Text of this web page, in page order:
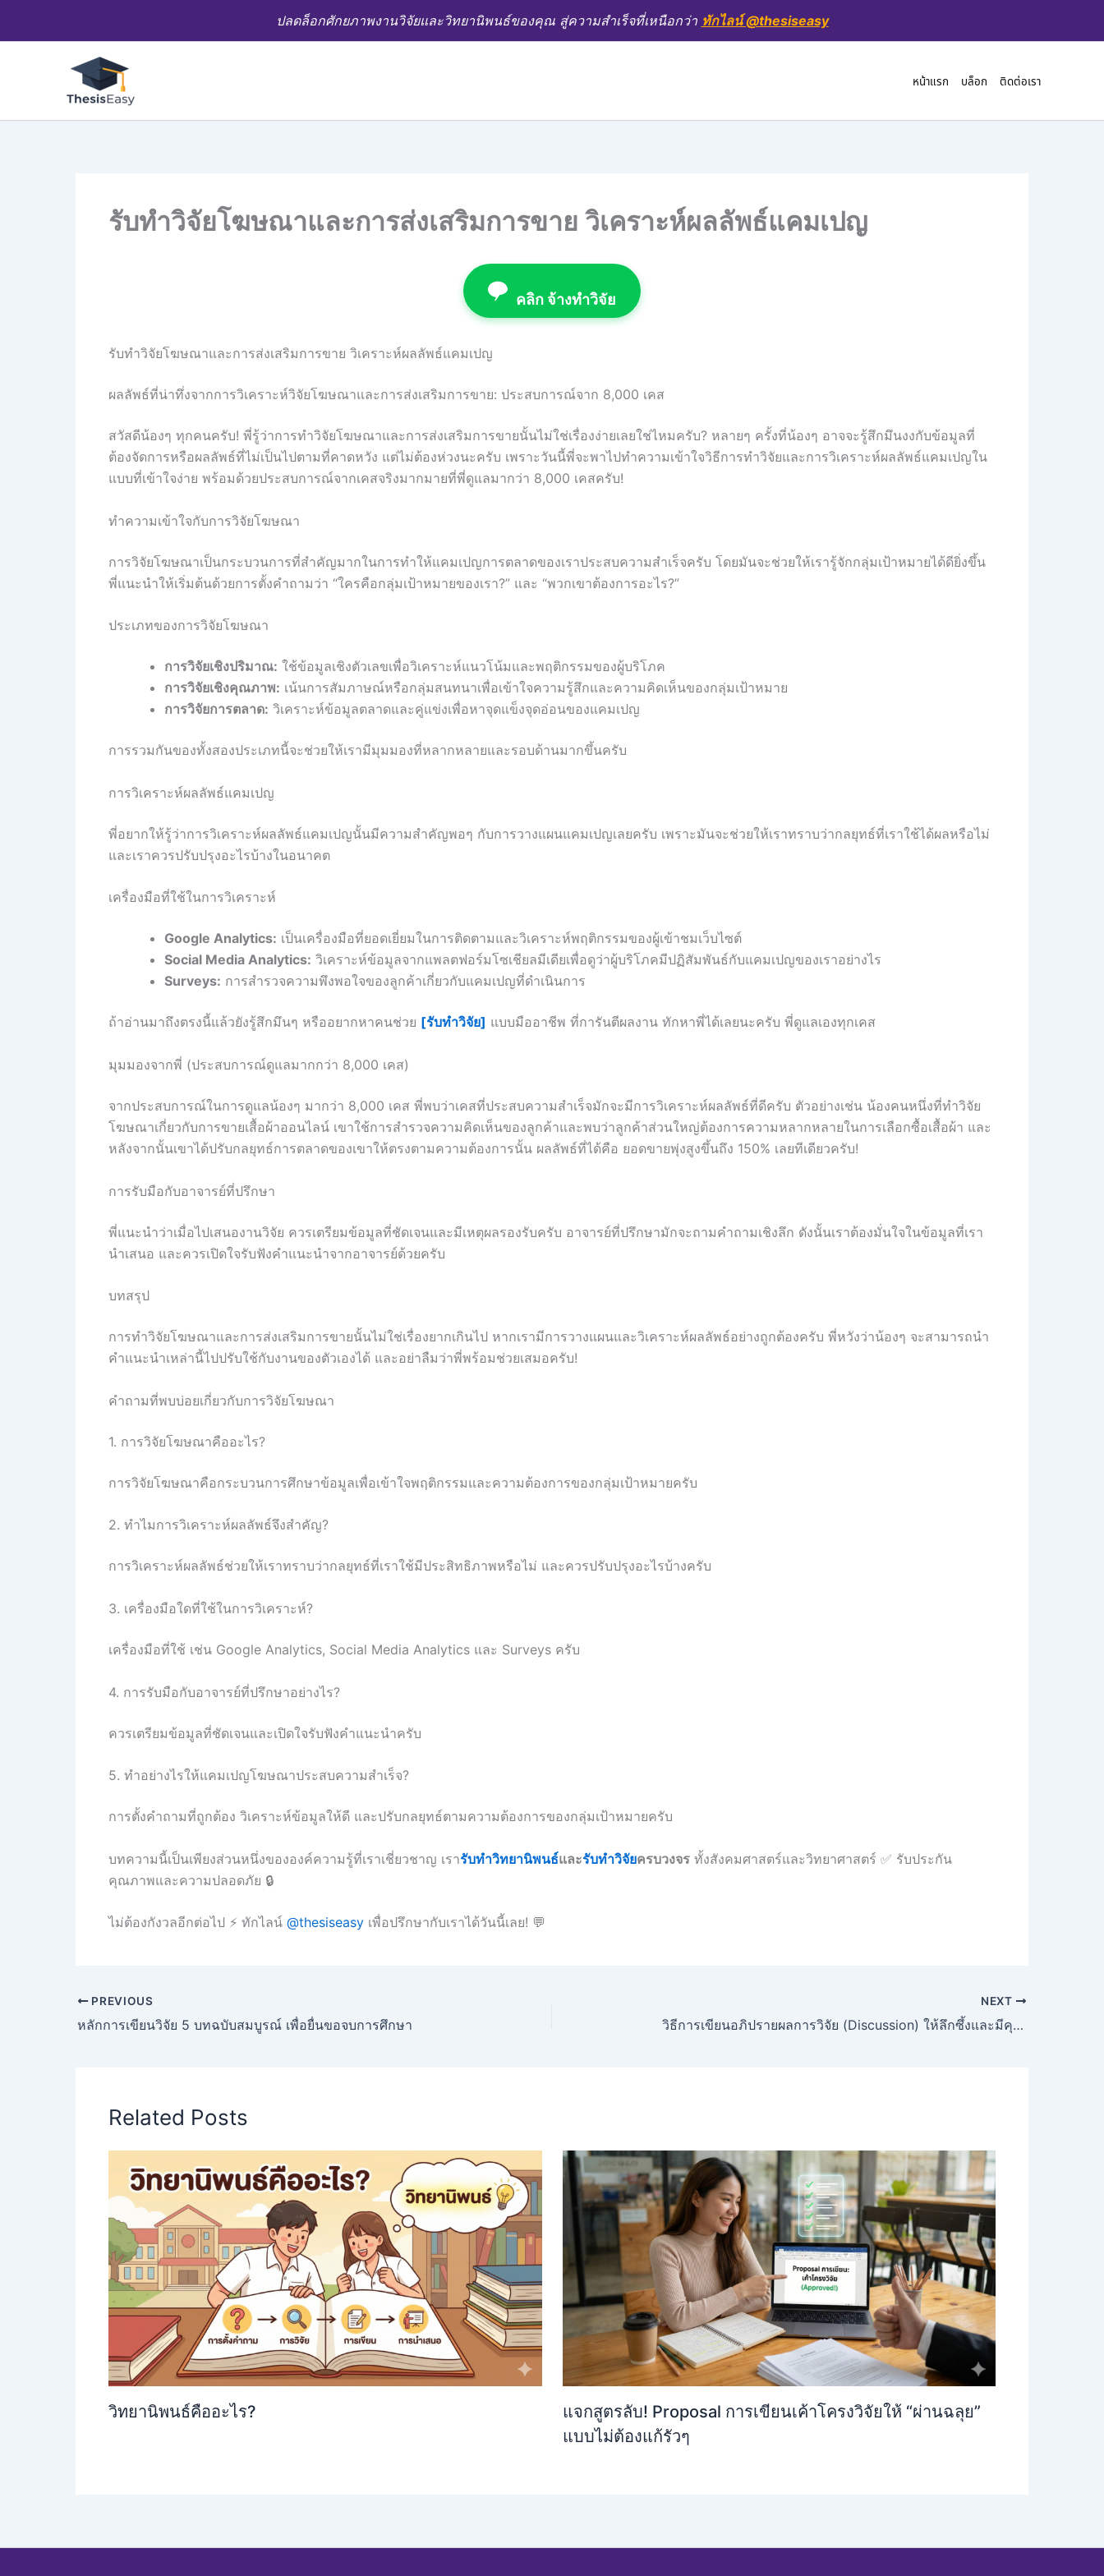
ปลดล็อกศักยภาพงานวิจัยและวิทยานิพนธ์ของคุณ สู่ความสำเร็จที่เหนือกว่า ทักไลน์ @thesiseasy
หน้าแรก บล็อก ติดต่อเรา
รับทำวิจัยโฆษณาและการส่งเสริมการขาย วิเคราะห์ผลลัพธ์แคมเปญ
คลิก จ้างทำวิจัย
รับทำวิจัยโฆษณาและการส่งเสริมการขาย วิเคราะห์ผลลัพธ์แคมเปญ
ผลลัพธ์ที่น่าทึ่งจากการวิเคราะห์วิจัยโฆษณาและการส่งเสริมการขาย: ประสบการณ์จาก 8,000 เคส
สวัสดีน้องๆ ทุกคนครับ! พี่รู้ว่าการทำวิจัยโฆษณาและการส่งเสริมการขายนั้นไม่ใช่เรื่องง่ายเลยใช่ไหมครับ? หลายๆ ครั้งที่น้องๆ อาจจะรู้สึกมึนงงกับข้อมูลที่
ต้องจัดการหรือผลลัพธ์ที่ไม่เป็นไปตามที่คาดหวัง แต่ไม่ต้องห่วงนะครับ เพราะวันนี้พี่จะพาไปทำความเข้าใจวิธีการทำวิจัยและการวิเคราะห์ผลลัพธ์แคมเปญใน
แบบที่เข้าใจง่าย พร้อมด้วยประสบการณ์จากเคสจริงมากมายที่พี่ดูแลมากว่า 8,000 เคสครับ!
ทำความเข้าใจกับการวิจัยโฆษณา
การวิจัยโฆษณาเป็นกระบวนการที่สำคัญมากในการทำให้แคมเปญการตลาดของเราประสบความสำเร็จครับ โดยมันจะช่วยให้เรารู้จักกลุ่มเป้าหมายได้ดียิ่งขึ้น
พี่แนะนำให้เริ่มต้นด้วยการตั้งคำถามว่า “ใครคือกลุ่มเป้าหมายของเรา?” และ “พวกเขาต้องการอะไร?”
ประเภทของการวิจัยโฆษณา
การวิจัยเชิงปริมาณ: ใช้ข้อมูลเชิงตัวเลขเพื่อวิเคราะห์แนวโน้มและพฤติกรรมของผู้บริโภค
การวิจัยเชิงคุณภาพ: เน้นการสัมภาษณ์หรือกลุ่มสนทนาเพื่อเข้าใจความรู้สึกและความคิดเห็นของกลุ่มเป้าหมาย
การวิจัยการตลาด: วิเคราะห์ข้อมูลตลาดและคู่แข่งเพื่อหาจุดแข็งจุดอ่อนของแคมเปญ
การรวมกันของทั้งสองประเภทนี้จะช่วยให้เรามีมุมมองที่หลากหลายและรอบด้านมากขึ้นครับ
การวิเคราะห์ผลลัพธ์แคมเปญ
พี่อยากให้รู้ว่าการวิเคราะห์ผลลัพธ์แคมเปญนั้นมีความสำคัญพอๆ กับการวางแผนแคมเปญเลยครับ เพราะมันจะช่วยให้เราทราบว่ากลยุทธ์ที่เราใช้ได้ผลหรือไม่
และเราควรปรับปรุงอะไรบ้างในอนาคต
เครื่องมือที่ใช้ในการวิเคราะห์
Google Analytics: เป็นเครื่องมือที่ยอดเยี่ยมในการติดตามและวิเคราะห์พฤติกรรมของผู้เข้าชมเว็บไซต์
Social Media Analytics: วิเคราะห์ข้อมูลจากแพลตฟอร์มโซเชียลมีเดียเพื่อดูว่าผู้บริโภคมีปฏิสัมพันธ์กับแคมเปญของเราอย่างไร
Surveys: การสำรวจความพึงพอใจของลูกค้าเกี่ยวกับแคมเปญที่ดำเนินการ
ถ้าอ่านมาถึงตรงนี้แล้วยังรู้สึกมึนๆ หรืออยากหาคนช่วย [รับทำวิจัย] แบบมืออาชีพ ที่การันตีผลงาน ทักหาพี่ได้เลยนะครับ พี่ดูแลเองทุกเคส
มุมมองจากพี่ (ประสบการณ์ดูแลมากกว่า 8,000 เคส)
จากประสบการณ์ในการดูแลน้องๆ มากว่า 8,000 เคส พี่พบว่าเคสที่ประสบความสำเร็จมักจะมีการวิเคราะห์ผลลัพธ์ที่ดีครับ ตัวอย่างเช่น น้องคนหนึ่งที่ทำวิจัย
โฆษณาเกี่ยวกับการขายเสื้อผ้าออนไลน์ เขาใช้การสำรวจความคิดเห็นของลูกค้าและพบว่าลูกค้าส่วนใหญ่ต้องการความหลากหลายในการเลือกซื้อเสื้อผ้า และ
หลังจากนั้นเขาได้ปรับกลยุทธ์การตลาดของเขาให้ตรงตามความต้องการนั้น ผลลัพธ์ที่ได้คือ ยอดขายพุ่งสูงขึ้นถึง 150% เลยทีเดียวครับ!
การรับมือกับอาจารย์ที่ปรึกษา
พี่แนะนำว่าเมื่อไปเสนองานวิจัย ควรเตรียมข้อมูลที่ชัดเจนและมีเหตุผลรองรับครับ อาจารย์ที่ปรึกษามักจะถามคำถามเชิงลึก ดังนั้นเราต้องมั่นใจในข้อมูลที่เรา
นำเสนอ และควรเปิดใจรับฟังคำแนะนำจากอาจารย์ด้วยครับ
บทสรุป
การทำวิจัยโฆษณาและการส่งเสริมการขายนั้นไม่ใช่เรื่องยากเกินไป หากเรามีการวางแผนและวิเคราะห์ผลลัพธ์อย่างถูกต้องครับ พี่หวังว่าน้องๆ จะสามารถนำ
คำแนะนำเหล่านี้ไปปรับใช้กับงานของตัวเองได้ และอย่าลืมว่าพี่พร้อมช่วยเสมอครับ!
คำถามที่พบบ่อยเกี่ยวกับการวิจัยโฆษณา
1. การวิจัยโฆษณาคืออะไร?
การวิจัยโฆษณาคือกระบวนการศึกษาข้อมูลเพื่อเข้าใจพฤติกรรมและความต้องการของกลุ่มเป้าหมายครับ
2. ทำไมการวิเคราะห์ผลลัพธ์จึงสำคัญ?
การวิเคราะห์ผลลัพธ์ช่วยให้เราทราบว่ากลยุทธ์ที่เราใช้มีประสิทธิภาพหรือไม่ และควรปรับปรุงอะไรบ้างครับ
3. เครื่องมือใดที่ใช้ในการวิเคราะห์?
เครื่องมือที่ใช้ เช่น Google Analytics, Social Media Analytics และ Surveys ครับ
4. การรับมือกับอาจารย์ที่ปรึกษาอย่างไร?
ควรเตรียมข้อมูลที่ชัดเจนและเปิดใจรับฟังคำแนะนำครับ
5. ทำอย่างไรให้แคมเปญโฆษณาประสบความสำเร็จ?
การตั้งคำถามที่ถูกต้อง วิเคราะห์ข้อมูลให้ดี และปรับกลยุทธ์ตามความต้องการของกลุ่มเป้าหมายครับ
บทความนี้เป็นเพียงส่วนหนึ่งขององค์ความรู้ที่เราเชี่ยวชาญ เรารับทำวิทยานิพนธ์และรับทำวิจัยครบวงจร ทั้งสังคมศาสตร์และวิทยาศาสตร์ ✅ รับประกัน
คุณภาพและความปลอดภัย 🔒
ไม่ต้องกังวลอีกต่อไป ⚡ ทักไลน์ @thesiseasy เพื่อปรึกษากับเราได้วันนี้เลย! 💬
PREVIOUS
หลักการเขียนวิจัย 5 บทฉบับสมบูรณ์ เพื่อยื่นขอจบการศึกษา
NEXT
วิธีการเขียนอภิปรายผลการวิจัย (Discussion) ให้ลึกซึ้งและมีคุณภาพ
Related Posts
วิทยานิพนธ์คืออะไร?
แจกสูตรลับ! Proposal การเขียนเค้าโครงวิจัยให้ “ผ่านฉลุย”
แบบไม่ต้องแก้รัวๆ